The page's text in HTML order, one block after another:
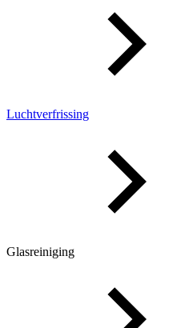
Luchtverfrissing
Glasreiniging